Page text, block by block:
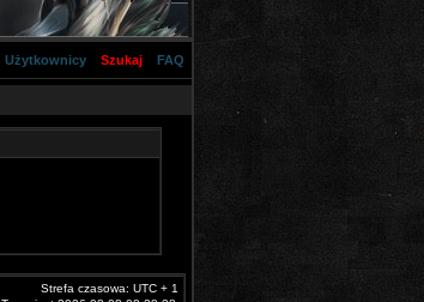
FAQ
Szukaj
Użytkownicy
Strefa czasowa: UTC + 1